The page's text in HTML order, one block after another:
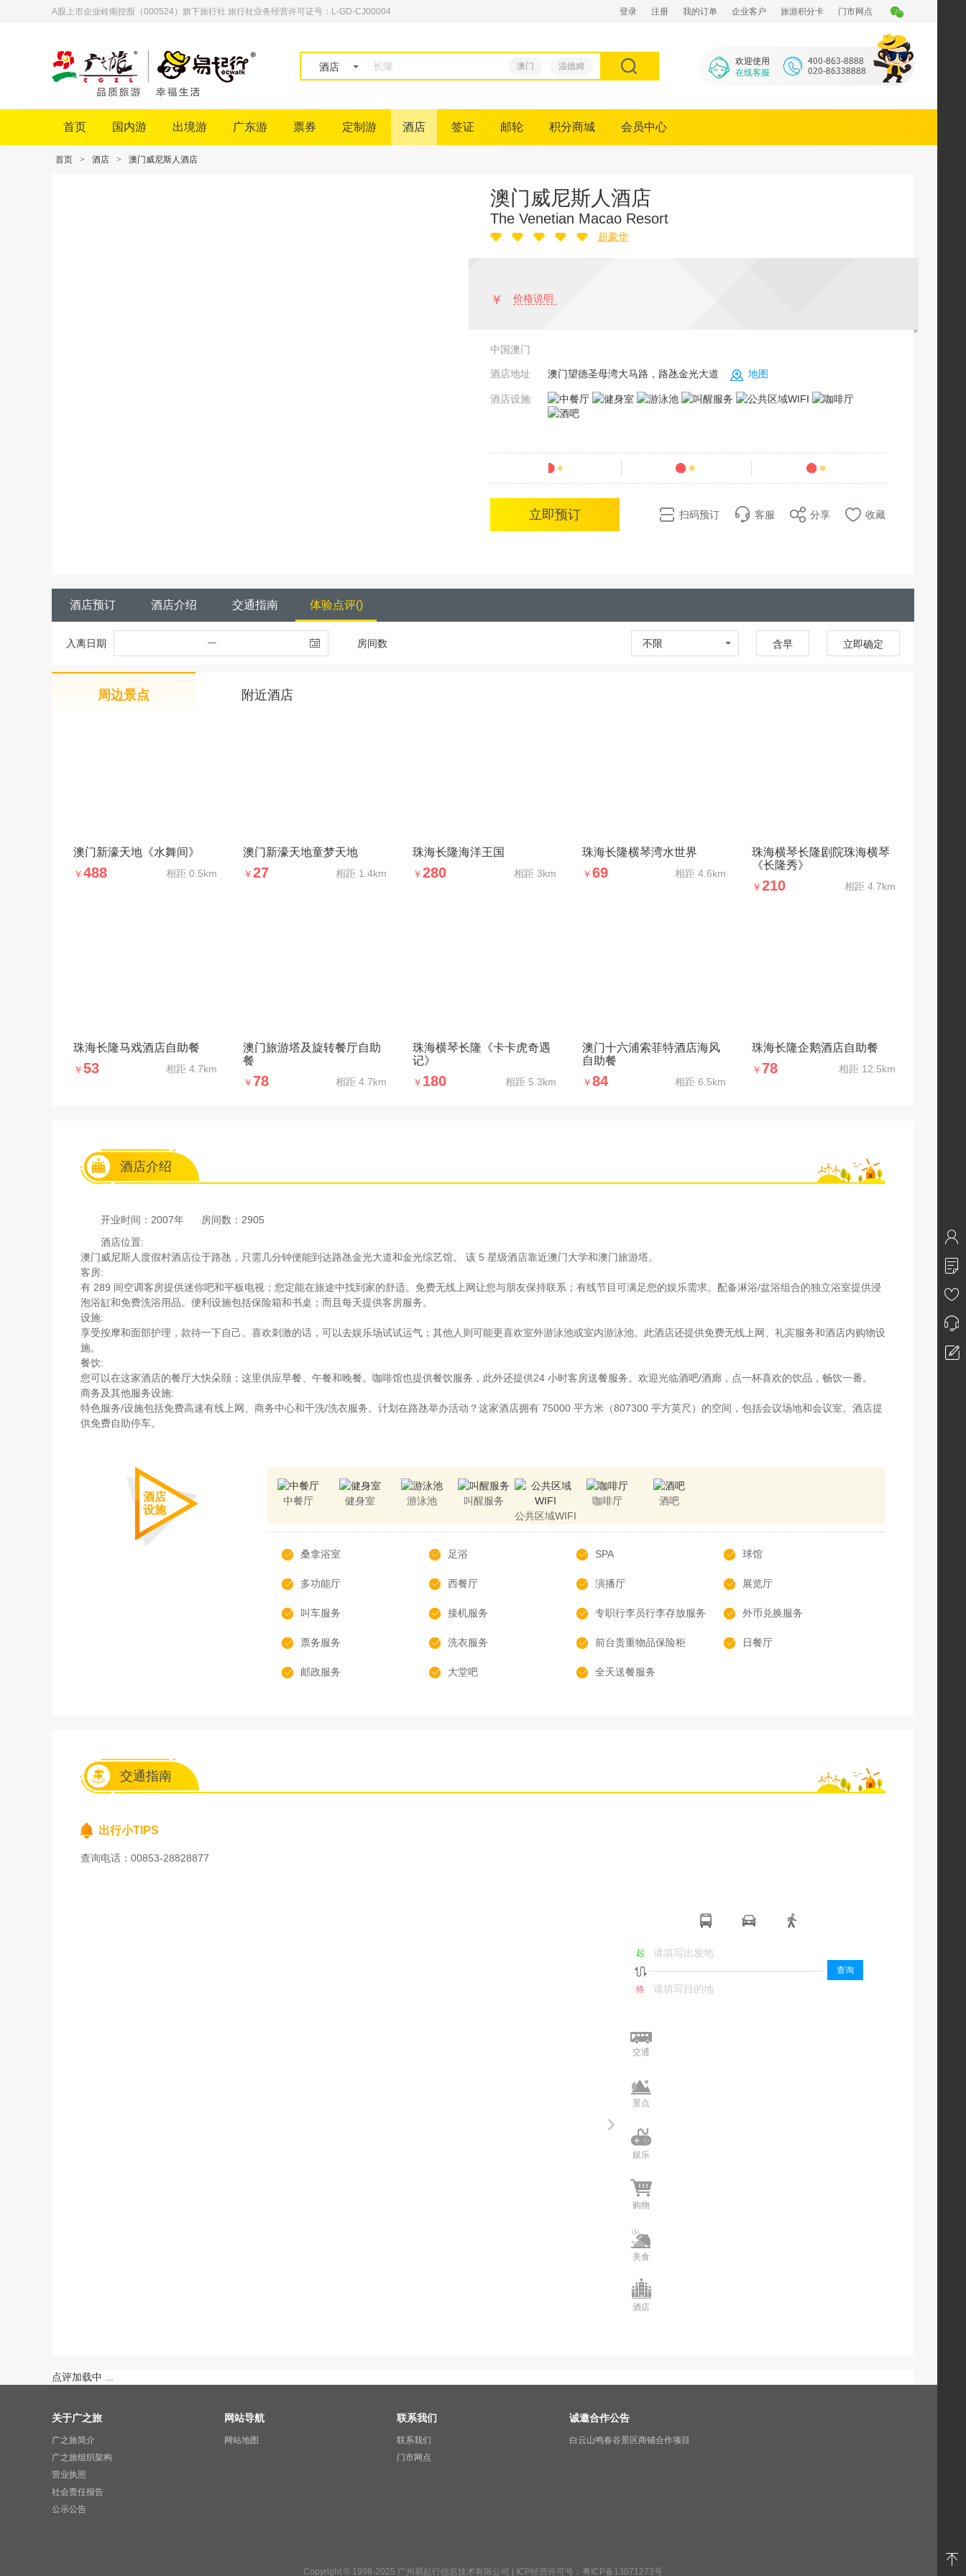
A股上市企业岭南控股（000524）旗下旅行社 旅行社业务经营许可证号：L-GD-CJ00004 登录 注册 我的订单 企业客户 旅游积分卡 门市网点
酒店 澳门 温德姆
欢迎使用
在线客服
首页 国内游 出境游 广东游 票券 定制游 酒店 签证 邮轮 积分商城 会员中心
首页 > 酒店 > 澳门威尼斯人酒店
澳门威尼斯人酒店
The Venetian Macao Resort
超豪华
￥ 价格说明
中国澳门
酒店地址 澳门望德圣母湾大马路，路氹金光大道 地图
酒店设施
分 条点评 69 销量
立即预订 扫码预订 客服 分享 收藏
酒店预订 酒店介绍 交通指南 体验点评()
入离日期 房间数 不限 含早 立即确定
周边景点 附近酒店
澳门新濠天地《水舞间》
￥488 相距 0.5km
澳门新濠天地童梦天地
￥27 相距 1.4km
珠海长隆海洋王国
￥280 相距 3km
珠海长隆横琴湾水世界
￥69 相距 4.6km
珠海横琴长隆剧院珠海横琴
《长隆秀》
￥210 相距 4.7km
珠海长隆马戏酒店自助餐
￥53 相距 4.7km
澳门旅游塔及旋转餐厅自助
餐
￥78 相距 4.7km
珠海横琴长隆《卡卡虎奇遇
记》
￥ 180 相距 5.3km
澳门十六浦索菲特酒店海风
自助餐
￥84 相距 6.5km
珠海长隆企鹅酒店自助餐
￥78 相距 12.5km
酒店介绍
开业时间：2007年
房间数：2905
酒店位置:
澳门威尼斯人度假村酒店位于路氹，只需几分钟便能到达路氹金光大道和金光综艺馆。 该 5 星级酒店靠近澳门大学和澳门旅游塔。
客房:
有 289 间空调客房提供迷你吧和平板电视；您定能在旅途中找到家的舒适。免费无线上网让您与朋友保持联系；有线节目可满足您的娱乐需求。配备淋浴/盆浴组合的独立浴室提供浸
泡浴缸和免费洗浴用品。便利设施包括保险箱和书桌；而且每天提供客房服务。
设施:
享受按摩和面部护理，款待一下自己。喜欢刺激的话，可以去娱乐场试试运气；其他人则可能更喜欢室外游泳池或室内游泳池。此酒店还提供免费无线上网、礼宾服务和酒店内购物设
施。
餐饮:
您可以在这家酒店的餐厅大快朵颐；这里供应早餐、午餐和晚餐。咖啡馆也提供餐饮服务，此外还提供24 小时客房送餐服务。欢迎光临酒吧/酒廊，点一杯喜欢的饮品，畅饮一番。
商务及其他服务设施:
特色服务/设施包括免费高速有线上网、商务中心和干洗/洗衣服务。计划在路氹举办活动？这家酒店拥有 75000 平方米（807300 平方英尺）的空间，包括会议场地和会议室。酒店提
供免费自助停车。
酒店
设施
中餐厅 健身室 游泳池
叫醒服务
公共区域WIFI
咖啡厅 酒吧
桑拿浴室 足浴 SPA 球馆
多功能厅 西餐厅 演播厅 展览厅
叫车服务 接机服务 专职行李员行李存放服务 外币兑换服务
票务服务 洗衣服务 前台贵重物品保险柜 日餐厅
邮政服务 大堂吧 全天送餐服务
交通指南
出行小TIPS
查询电话：00853-28828877
起
终
查询
交通
景点
娱乐
购物
美食
酒店
点评加载中 ...
关于广之旅
广之旅简介
广之旅组织架构
营业执照
社会责任报告
公示公告
网站导航
网站地图
联系我们
联系我们
门市网点
诚邀合作公告
白云山鸣春谷景区商铺合作项目
Copyright © 1998-2025 广州易起行信息技术有限公司 | ICP经营许可号：粤ICP备13071273号